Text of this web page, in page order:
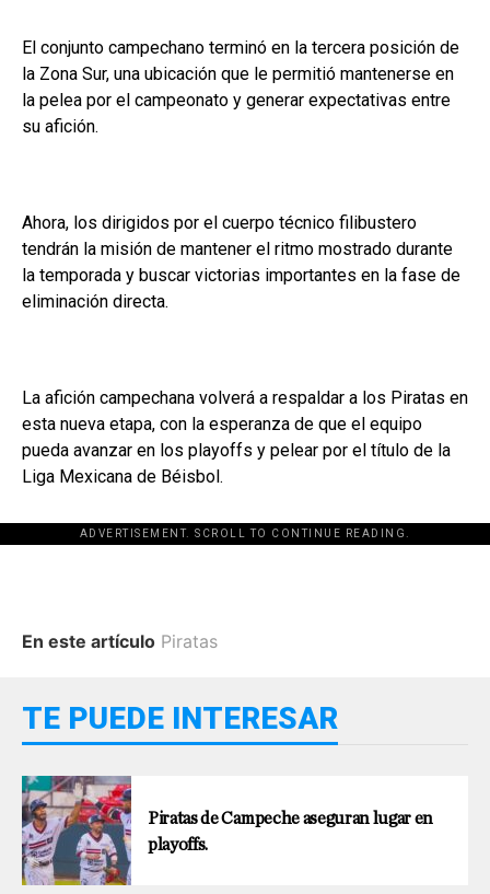
El conjunto campechano terminó en la tercera posición de
la Zona Sur, una ubicación que le permitió mantenerse en
la pelea por el campeonato y generar expectativas entre
su afición.
Ahora, los dirigidos por el cuerpo técnico filibustero
tendrán la misión de mantener el ritmo mostrado durante
la temporada y buscar victorias importantes en la fase de
eliminación directa.
La afición campechana volverá a respaldar a los Piratas en
esta nueva etapa, con la esperanza de que el equipo
pueda avanzar en los playoffs y pelear por el título de la
Liga Mexicana de Béisbol.
ADVERTISEMENT. SCROLL TO CONTINUE READING.
En este artículo Piratas
TE PUEDE INTERESAR
Piratas de Campeche aseguran lugar en
playoffs.